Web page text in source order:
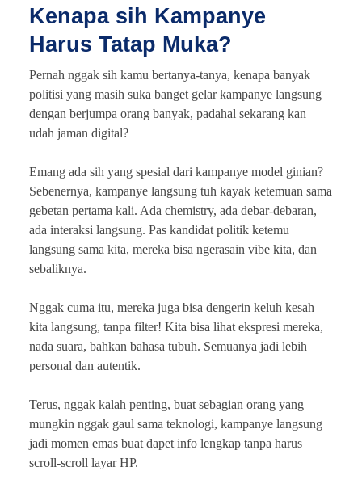
Kenapa sih Kampanye
Harus Tatap Muka?
Pernah nggak sih kamu bertanya-tanya, kenapa banyak
politisi yang masih suka banget gelar kampanye langsung
dengan berjumpa orang banyak, padahal sekarang kan
udah jaman digital?
Emang ada sih yang spesial dari kampanye model ginian?
Sebenernya, kampanye langsung tuh kayak ketemuan sama
gebetan pertama kali. Ada chemistry, ada debar-debaran,
ada interaksi langsung. Pas kandidat politik ketemu
langsung sama kita, mereka bisa ngerasain vibe kita, dan
sebaliknya.
Nggak cuma itu, mereka juga bisa dengerin keluh kesah
kita langsung, tanpa filter! Kita bisa lihat ekspresi mereka,
nada suara, bahkan bahasa tubuh. Semuanya jadi lebih
personal dan autentik.
Terus, nggak kalah penting, buat sebagian orang yang
mungkin nggak gaul sama teknologi, kampanye langsung
jadi momen emas buat dapet info lengkap tanpa harus
scroll-scroll layar HP.